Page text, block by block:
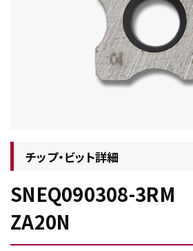
工具・部品一覧
チップ・ビット詳細
SNEQ090308-3RM
ZA20N